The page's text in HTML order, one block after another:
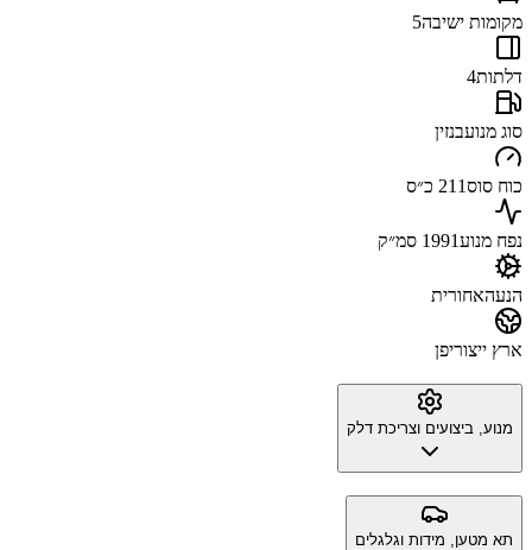
מקומות ישיבה5
דלתות4
סוג מנועבנזין
כוח סוס211 כ״ס
נפח מנוע1991 סמ״ק
הנעהאחורית
ארץ ייצוריפן
מנוע, ביצועים וצריכת דלק
תא מטען, מידות וגלגלים